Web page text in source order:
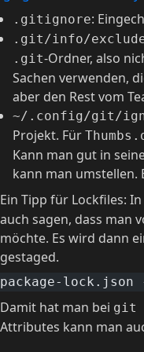
.gitignore:
.git/info/
.git-Ordner, also
Sachen verwenden,
aber den Rest vom
~/.config/git/
Projekt. Für
Kann man gut in
kann man umstellen.
Ein Tipp für Lockfiles:
auch sagen, dass man
möchte. Es wird dann
gestaged.
package-
Damit hat man bei git
Attributes kann man